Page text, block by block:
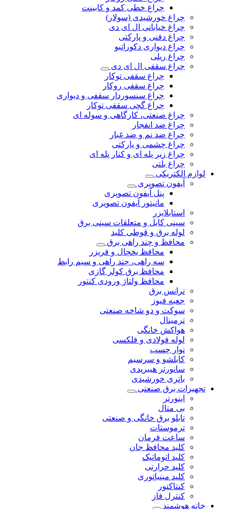
چراغ خطی کمد و کابینت
چراغ خورشیدی (سولار)
چراغ خیابانی ال ای دی
چراغ دفنی و پارکتی
چراغ دیواری دکوراتیو
چراغ ریلی
چراغ سقفی ال ای دی
چراغ سقفی توکار
چراغ سقفی روکار
چراغ سنسوردار سقفی و دیواری
چراغ گچی سقفی توکار
چراغ صنعتی، کارگاهی و سوله ای
چراغ ضد انفجار
چراغ ضد نم و ضد غبار
چراغ چشمی و پارکتی
چراغ‌ زیر‌ پله‌ ای و کنار‌ پله‌ ای
چراغ بلتی
لوازم الکتریکی
آیفون تصویری
پنل آیفون تصویری
مانیتور آیفون تصویری
استابلایزر
سینی کابل و متعلقات سینی برق
لوله برق و قوطی کلید
محافظ و چند راهی برق
محافظ یخچال و فریزر
سه راهی، چند راهی و سیم رابط
محافظ برق کولر گازی
محافظ ولتاژ ورودی کنتور
ترانس برق
جعبه فیوز
سوکت و دو شاخه صنعتی
ترمینال
هواکش خانگی
لوله فولادی و فلکسی
نوار چسب
کابلشو و سرسیم
سانورتر هیبریدی
باتری خورشیدی
تجهیزات برق صنعتی
اینورتر
بی متال
تابلو برق خانگی و صنعتی
ترموستات
ساعت فرمان
کلید محافظ جان
کلید اتوماتیک
کلید حرارتی
کلید مینیاتوری
کنتاکتور
کنترل فاز
خانه هوشمند